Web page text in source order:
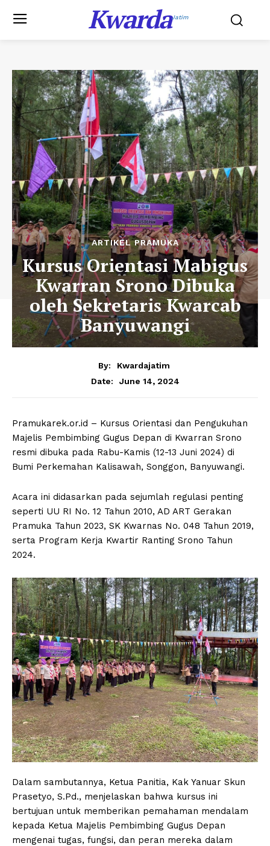
KwardaJatim
ARTIKEL PRAMUKA
Kursus Orientasi Mabigus
Kwarran Srono Dibuka
oleh Sekretaris Kwarcab
Banyuwangi
By:
Kwardajatim
Date:
June 14, 2024
Pramukarek.or.id – Kursus Orientasi dan Pengukuhan
Majelis Pembimbing Gugus Depan di Kwarran Srono
resmi dibuka pada Rabu-Kamis (12-13 Juni 2024) di
Bumi Perkemahan Kalisawah, Songgon, Banyuwangi.
Acara ini didasarkan pada sejumlah regulasi penting
seperti UU RI No. 12 Tahun 2010, AD ART Gerakan
Pramuka Tahun 2023, SK Kwarnas No. 048 Tahun 2019,
serta Program Kerja Kwartir Ranting Srono Tahun
2024.
Dalam sambutannya, Ketua Panitia, Kak Yanuar Skun
Prasetyo, S.Pd., menjelaskan bahwa kursus ini
bertujuan untuk memberikan pemahaman mendalam
kepada Ketua Majelis Pembimbing Gugus Depan
mengenai tugas, fungsi, dan peran mereka dalam